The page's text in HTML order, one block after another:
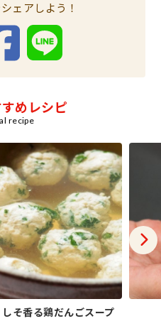
ェアしよう！
めレシピ
recipe
そ香る鶏だんごスープ